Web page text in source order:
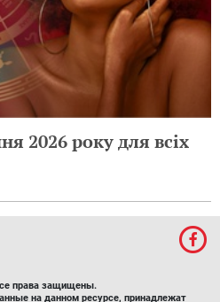
2026 року для всіх
права защищены.
на данном ресурсе, принадлежат